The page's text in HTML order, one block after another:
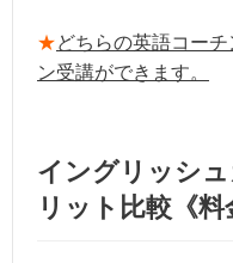
★どちらの英語コー
ン受講ができます。
イングリッシ
リット比較《料